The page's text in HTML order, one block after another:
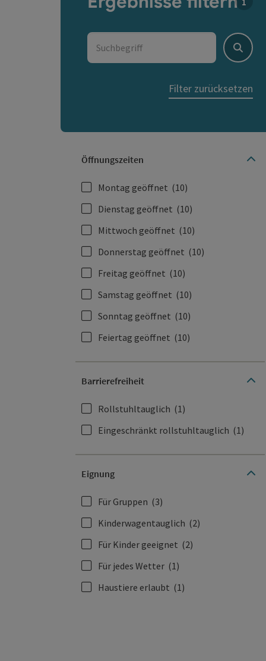
Suchbegriff
Suchen
Filter zurücksetzen
Öffnungszeiten
Montag geöffnet (10)
Dienstag geöffnet (10)
Mittwoch geöffnet (10)
Donnerstag geöffnet (10)
Freitag geöffnet (10)
Samstag geöffnet (10)
Sonntag geöffnet (10)
Feiertag geöffnet (10)
Barrierefreiheit
Rollstuhltauglich (1)
Eingeschränkt rollstuhltauglich (1)
Eignung
Für Gruppen (3)
Kinderwagentauglich (2)
Für Kinder geeignet (2)
Für jedes Wetter (1)
Haustiere erlaubt (1)